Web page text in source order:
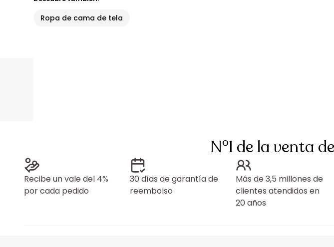
Ropa de cama de tela
N°1 de la venta
Recibe un vale del 4%
por cada pedido
30 días de garantía de
reembolso
Más de 3,5 millones de
clientes atendidos en
20 años